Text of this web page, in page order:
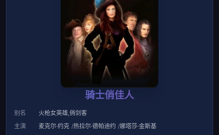
骑士俏佳人
别名
火枪女英雄,俏剑客
主演
麦克尔·约克 热拉尔·德帕迪约 娜塔莎·金斯基